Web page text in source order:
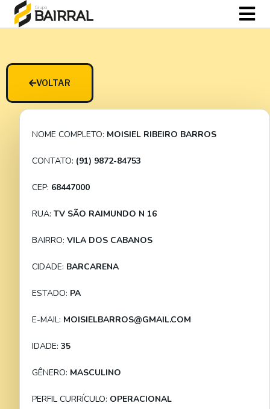
VOLTAR
NOME COMPLETO: MOISIEL RIBEIRO BARROS
CONTATO: (91) 9872-84753
CEP: 68447000
RUA: TV SÃO RAIMUNDO N 16
BAIRRO: VILA DOS CABANOS
CIDADE: BARCARENA
ESTADO: PA
E-MAIL: MOISIELBARROS@GMAIL.COM
IDADE: 35
GÊNERO: MASCULINO
PERFIL CURRÍCULO: OPERACIONAL